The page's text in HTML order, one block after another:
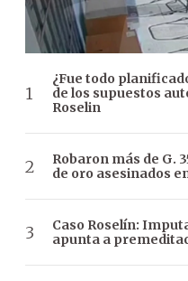
¿Fue todo
de los supuestos
Roselin
Robaron más de G.
de oro asesinados
Caso Roselín:
apunta a